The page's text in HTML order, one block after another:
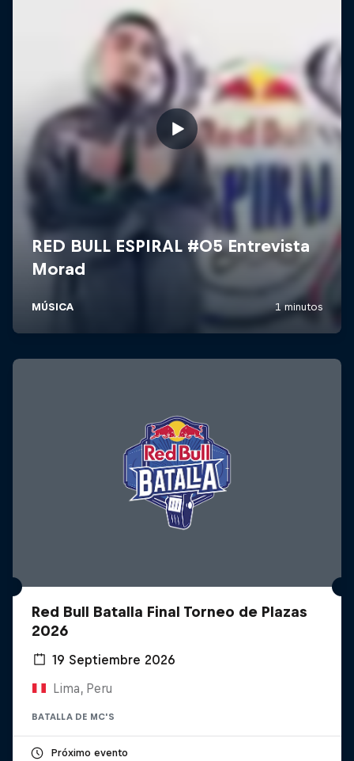
Red Bull Batalla Final Torneo de Plazas
2026
19 Septiembre 2026
Lima, Peru
BATALLA DE MC'S
Próximo evento